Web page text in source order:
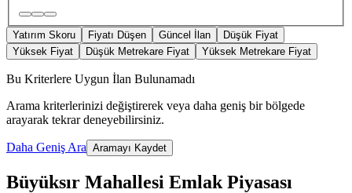
Yatırım Skoru Fiyatı Düşen Güncel İlan
Düşük Fiyat
Yüksek Fiyat
Düşük Metrekare Fiyat Yüksek Metrekare Fiyat
Bu Kriterlere Uygun İlan Bulunamadı
Arama kriterlerinizi değiştirerek veya daha geniş bir bölgede
arayarak tekrar deneyebilirsiniz.
Daha Geniş Ara Aramayı Kaydet
Büyüksır Mahallesi Emlak Piyasası